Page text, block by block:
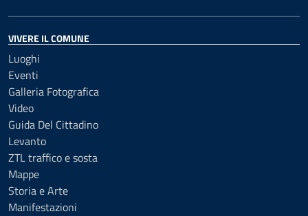
VIVERE IL COMUNE
Luoghi
Eventi
Galleria Fotografica
Video
Guida Del Cittadino
Levanto
ZTL traffico e sosta
Mappe
Storia e Arte
Manifestazioni